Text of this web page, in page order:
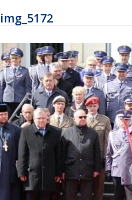
img_5172